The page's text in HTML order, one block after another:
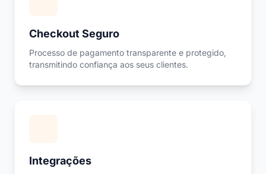
Checkout Seguro
Processo de pagamento transparente e protegido,
transmitindo confiança aos seus clientes.
Integrações